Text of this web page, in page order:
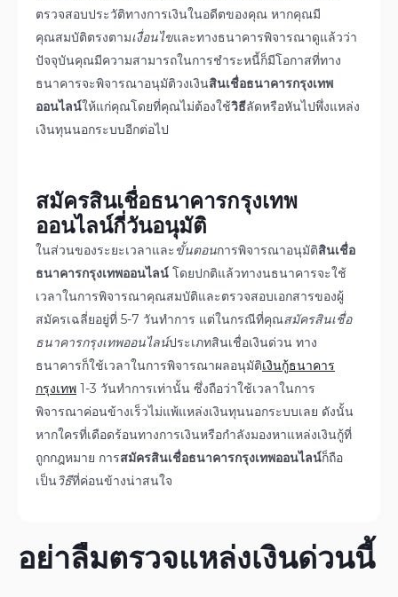
ตรวจสอบประวัติทางการเงินในอดีตของคุณ หากคุณมี
คุณสมบัติตรงตามเงื่อนไขและทางธนาคารพิจารณาดูแล้วว่า
ปัจจุบันคุณมีความสามารถในการชำระหนี้ก็มีโอกาสที่ทาง
ธนาคารจะพิจารณาอนุมัติวงเงินสินเชื่อธนาคารกรุงเทพ
ออนไลน์ให้แก่คุณโดยที่คุณไม่ต้องใช้วิธีลัดหรือหันไปพึ่งแหล่ง
เงินทุนนอกระบบอีกต่อไป
สมัครสินเชื่อธนาคารกรุงเทพ
ออนไลน์กี่วันอนุมัติ
ในส่วนของระยะเวลาและขั้นตอนการพิจารณาอนุมัติสินเชื่อ
ธนาคารกรุงเทพออนไลน์ โดยปกติแล้วทางนธนาคารจะใช้
เวลาในการพิจารณาคุณสมบัติและตรวจสอบเอกสารของผู้
สมัครเฉลี่ยอยู่ที่ 5-7 วันทำการ แต่ในกรณีที่คุณสมัครสินเชื่อ
ธนาคารกรุงเทพออนไลน์ประเภทสินเชื่อเงินด่วน ทาง
ธนาคารก็ใช้เวลาในการพิจารณาผลอนุมัติเงินกู้ธนาคาร
กรุงเทพ 1-3 วันทำการเท่านั้น ซึ่งถือว่าใช้เวลาในการ
พิจารณาค่อนข้างเร็วไม่แพ้แหล่งเงินทุนนอกระบบเลย ดังนั้น
หากใครที่เดือดร้อนทางการเงินหรือกำลังมองหาแหล่งเงินกู้ที่
ถูกกฎหมาย การสมัครสินเชื่อธนาคารกรุงเทพออนไลน์ก็ถือ
เป็นวิธีที่ค่อนข้างน่าสนใจ
อย่าลืมตรวจแหล่งเงินด่วนนี้